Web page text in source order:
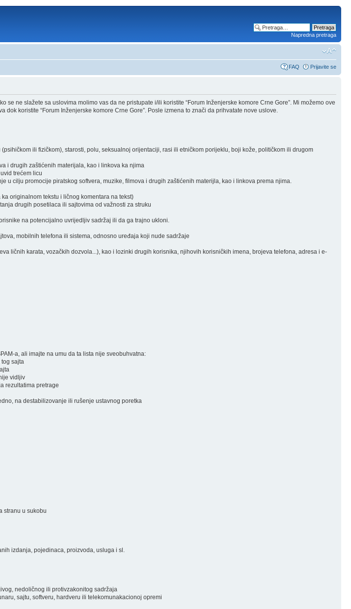
Napredna pretraga
FAQ Prijavite se
ne slažete sa uslovima molimo vas da ne pristupate i/ili koristite “Forum Inženjerske komore Crne Gore”. Mi možemo ove
koristite “Forum Inženjerske komore Crne Gore”. Posle izmena to znači da prihvatate nove uslove.
ili fizičkom), starosti, polu, seksualnoj orijentaciji, rasi ili etničkom porijeklu, boji kože, političkom ili drugom
i drugih zaštićenih materijala, kao i linkova ka njima
trećem licu
cilju promocije piratskog softvera, muzike, filmova i drugih zaštićenih materijla, kao i linkova prema njima.
originalnom tekstu i ličnog komentara na tekst)
drugih posetilaca ili sajtovima od važnosti za struku
na potencijalno uvrijedljiv sadržaj ili da ga trajno ukloni.
mobilnih telefona ili sistema, odnosno uređaja koji nude sadržaje
ličnih karata, vozačkih dozvola...), kao i lozinki drugih korisnika, njihovih korisničkih imena, brojeva telefona, adresa i e-
a, ali imajte na umu da ta lista nije sveobuhvatna:
sajta
vidljiv
rezultatima pretrage
na destabilizovanje ili rušenje ustavnog poretka
stranu u sukobu
izdanja, pojedinaca, proizvoda, usluga i sl.
nedoličnog ili protivzakonitog sadržaja
sajtu, softveru, hardveru ili telekomunakacionoj opremi